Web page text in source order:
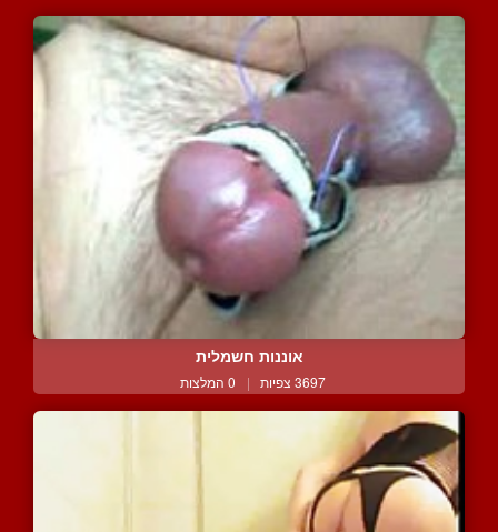
אוננות חשמלית
3697 צפיות | 0 המלצות